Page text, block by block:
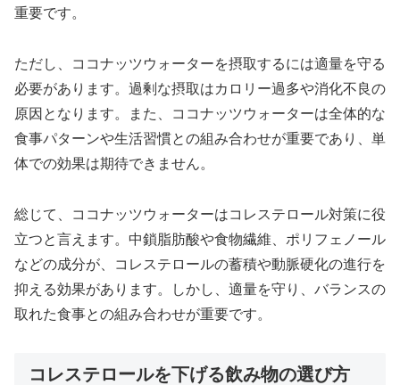
重要です。
ただし、ココナッツウォーターを摂取するには適量を守る
必要があります。過剰な摂取はカロリー過多や消化不良の
原因となります。また、ココナッツウォーターは全体的な
食事パターンや生活習慣との組み合わせが重要であり、単
体での効果は期待できません。
総じて、ココナッツウォーターはコレステロール対策に役
立つと言えます。中鎖脂肪酸や食物繊維、ポリフェノール
などの成分が、コレステロールの蓄積や動脈硬化の進行を
抑える効果があります。しかし、適量を守り、バランスの
取れた食事との組み合わせが重要です。
コレステロールを下げる飲み物の選び方